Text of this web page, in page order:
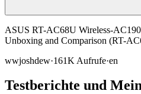
ASUS RT-AC68U Wireless-
Unboxing and Comparison (RT-
wwjoshdew·161K Aufrufe·en
Testberichte und